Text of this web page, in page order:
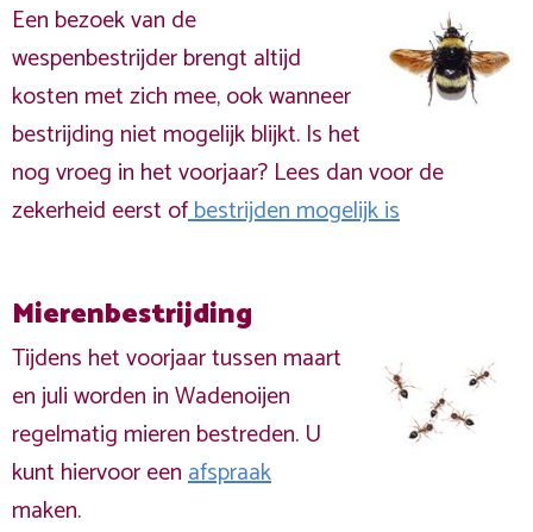
Een bezoek van de
wespenbestrijder brengt altijd
kosten met zich mee, ook wanneer
bestrijding niet mogelijk blijkt. Is het
nog vroeg in het voorjaar? Lees dan voor de
zekerheid eerst ofbestrijden mogelijk is
Mierenbestrijding
Tijdens het voorjaar tussen maart
en juli worden in Wadenoijen
regelmatig mieren bestreden. U
kunt hiervoor eenafspraak
maken.